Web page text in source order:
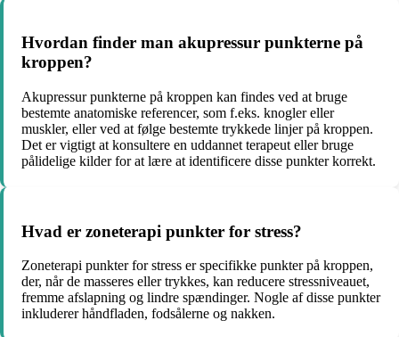
Hvordan finder man akupressur punkterne på
kroppen?
Akupressur punkterne på kroppen kan findes ved at bruge
bestemte anatomiske referencer, som f.eks. knogler eller
muskler, eller ved at følge bestemte trykkede linjer på kroppen.
Det er vigtigt at konsultere en uddannet terapeut eller bruge
pålidelige kilder for at lære at identificere disse punkter korrekt.
Hvad er zoneterapi punkter for stress?
Zoneterapi punkter for stress er specifikke punkter på kroppen,
der, når de masseres eller trykkes, kan reducere stressniveauet,
fremme afslapning og lindre spændinger. Nogle af disse punkter
inkluderer håndfladen, fodsålerne og nakken.